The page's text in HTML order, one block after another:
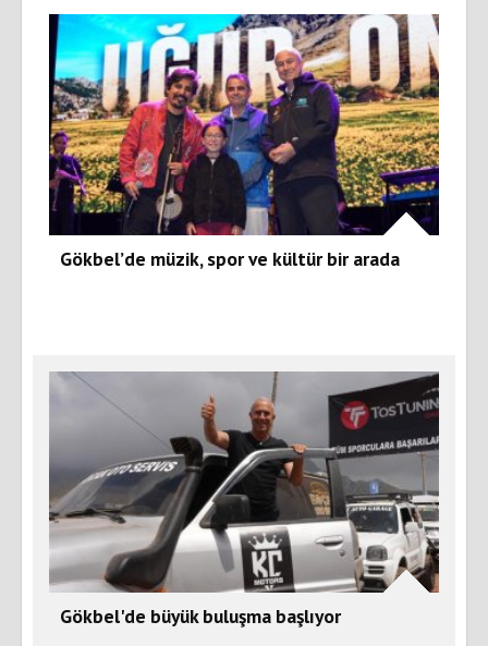
Gökbel’de müzik, spor ve kültür bir arada
Gökbel'de büyük buluşma başlıyor